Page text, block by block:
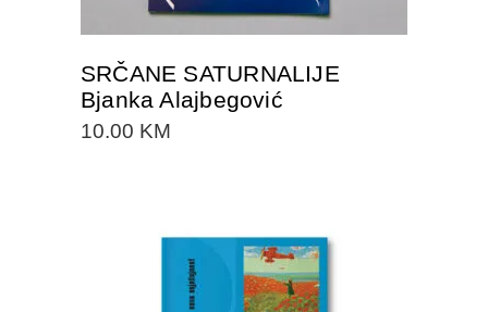
SRČANE SATURNALIJE
Bjanka Alajbegović
10.00 KM